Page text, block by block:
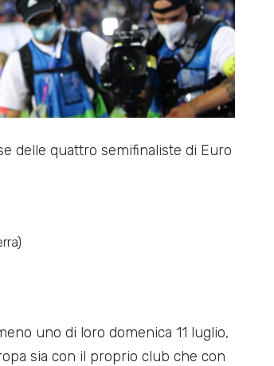
delle quattro semifinaliste di Euro
uno di loro domenica 11 luglio,
sia con il proprio club che con